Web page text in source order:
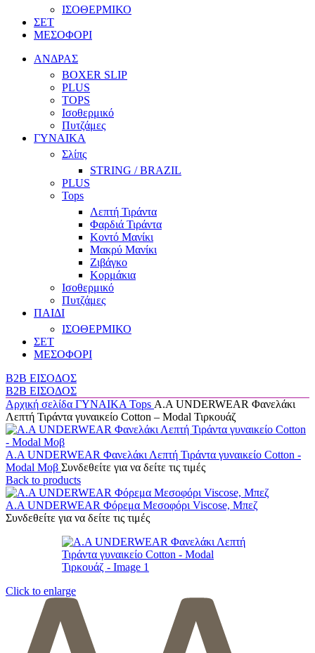
ΙΣΟΘΕΡΜΙΚΟ
ΣΕΤ
ΜΕΣΟΦΟΡΙ
ΑΝΔΡΑΣ
BOXER SLIP
PLUS
TOPS
Ισοθερμικό
Πυτζάμες
ΓΥΝΑΙΚΑ
Σλίπς
STRING / BRAZIL
PLUS
Tops
Λεπτή Τιράντα
Φαρδιά Τιράντα
Κοντό Μανίκι
Μακρύ Μανίκι
Ζιβάγκο
Κορμάκια
Ισοθερμικό
Πυτζάμες
ΠΑΙΔΙ
ΙΣΟΘΕΡΜΙΚΟ
ΣΕΤ
ΜΕΣΟΦΟΡΙ
B2B ΕΙΣΟΔΟΣ
B2B ΕΙΣΟΔΟΣ
Αρχική σελίδα ΓΥΝΑΙΚΑ Tops Α.A UNDERWEAR Φανελάκι
Λεπτή Τιράντα γυναικείο Cotton – Modal Τιρκουάζ
Α.A UNDERWEAR Φανελάκι Λεπτή Τιράντα γυναικείο Cotton -
Modal Μοβ Συνδεθείτε για να δείτε τις τιμές
Back to products
Α.A UNDERWEAR Φόρεμα Μεσοφόρι Viscose, Μπεζ
Συνδεθείτε για να δείτε τις τιμές
Click to enlarge